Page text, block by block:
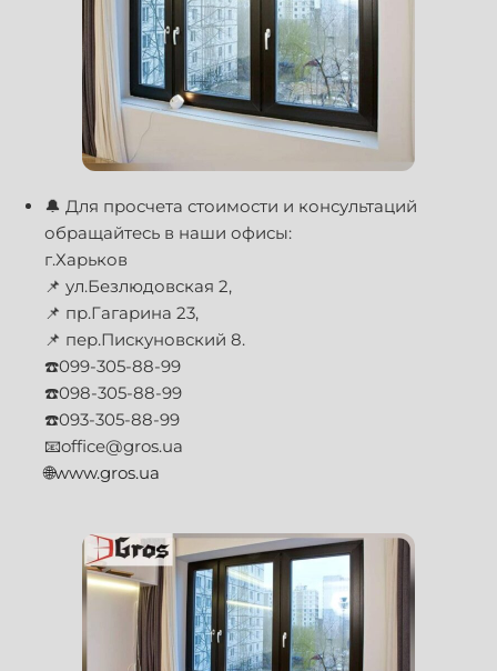
🔔 Для просчета стоимости и консультаций
обращайтесь в наши офисы:
г.Харьков
📌 ул.Безлюдовская 2,
📌 пр.Гагарина 23,
📌 пер.Пискуновский 8.
☎️099-305-88-99
☎️098-305-88-99
☎️093-305-88-99
📧office@gros.ua
🌐www.gros.ua